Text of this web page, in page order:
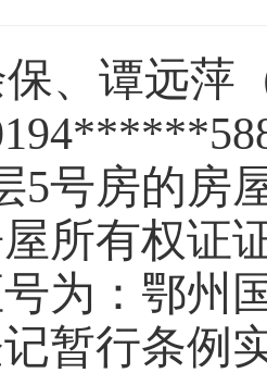
、谭远萍
5号房的房
所有权证
为： 鄂州
暂行条例